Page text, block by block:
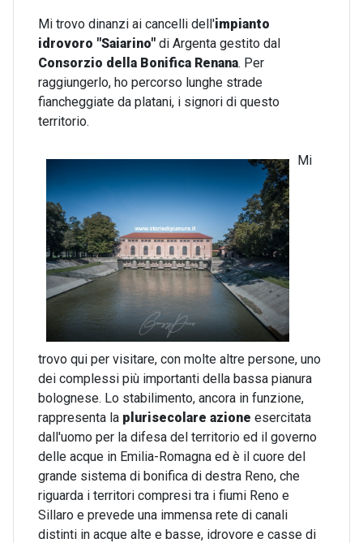
Mi trovo dinanzi ai cancelli dell'impianto
idrovoro "Saiarino" di Argenta gestito dal
Consorzio della Bonifica Renana. Per
raggiungerlo, ho percorso lunghe strade
fiancheggiate da platani, i signori di questo
territorio.
Mi
trovo qui per visitare, con molte altre persone, uno
dei complessi più importanti della bassa pianura
bolognese. Lo stabilimento, ancora in funzione,
rappresenta la plurisecolare azione esercitata
dall'uomo per la difesa del territorio ed il governo
delle acque in Emilia-Romagna ed è il cuore del
grande sistema di bonifica di destra Reno, che
riguarda i territori compresi tra i fiumi Reno e
Sillaro e prevede una immensa rete di canali
distinti in acque alte e basse, idrovore e casse di